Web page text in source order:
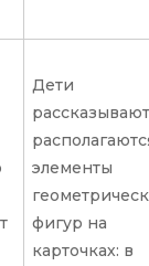
Дети
элементы
фигур на
карточках: в